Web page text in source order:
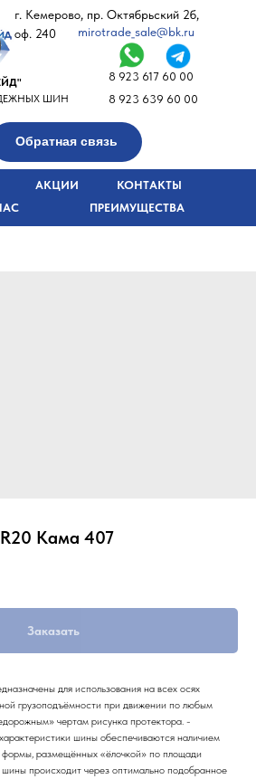
г. Кемерово, пр. Октябрьский 2б,
оф. 240
8 923 617 60 00
8 923 639 60 00
mirotrade_sale@bk.ru
Обратная связь
АКЦИИ
КОНТАКТЫ
ПРЕИМУЩЕСТВА
ШИН
Кама 407
Заказать
для использования на всех осях
грузоподъёмности при движении по любым
чертам рисунка протектора. -
шины обеспечиваются наличием
формы, размещённых «ёлочкой» по площади
происходит через оптимально подобранное